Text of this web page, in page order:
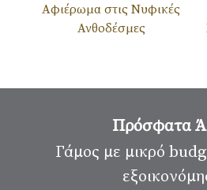
Αφιέρωμα στις Νυφικές
Ανθοδέσμες
Πρόσφατα
Γάμος με μικρό